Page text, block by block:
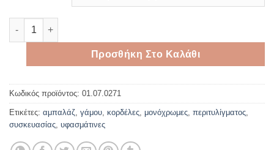
Κορδέλα ψαροκόκαλο 2.5cm*9 meters ποσότητα
Προσθήκη Στο Καλάθι
Κωδικός προϊόντος: 01.07.0271
Ετικέτες: αμπαλάζ γάμου κορδέλες μονόχρωμες περιτυλίγματος
συσκευασίας υφασμάτινες